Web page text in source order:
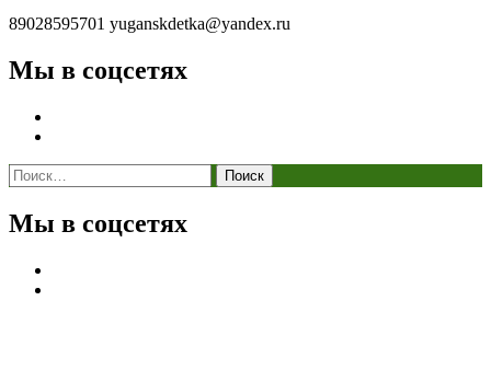
89028595701 yuganskdetka@yandex.ru
Мы в соцсетях
Найти:
Мы в соцсетях